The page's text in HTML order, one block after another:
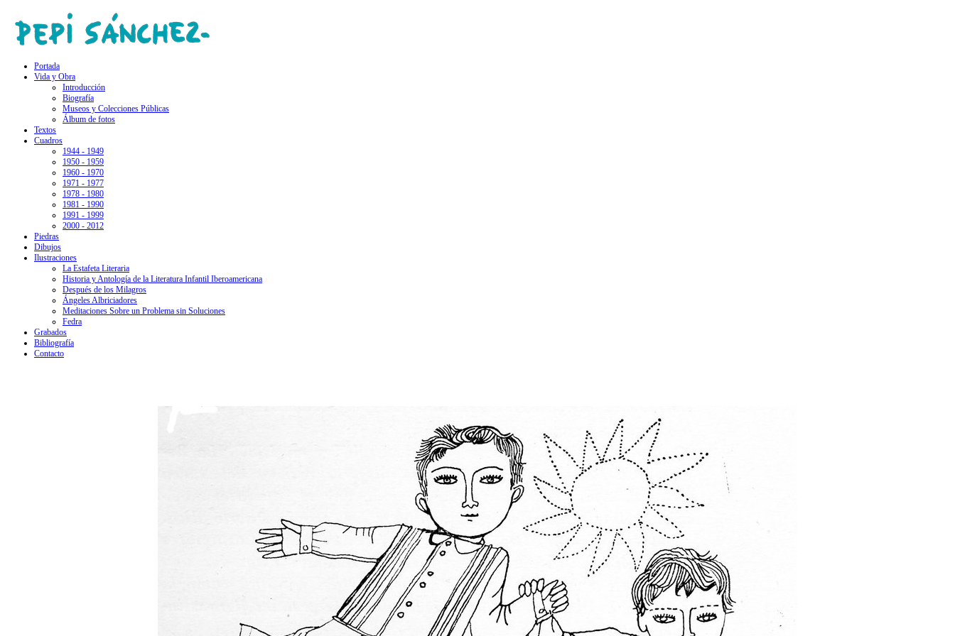
Portada
Vida y Obra
Introducción
Biografía
Museos y Colecciones Públicas
Álbum de fotos
Textos
Cuadros
1944 - 1949
1950 - 1959
1960 - 1970
1971 - 1977
1978 - 1980
1981 - 1990
1991 - 1999
2000 - 2012
Piedras
Dibujos
Ilustraciones
La Estafeta Literaria
Historia y Antología de la Literatura Infantil Iberoamericana
Después de los Milagros
Ángeles Albriciadores
Meditaciones Sobre un Problema sin Soluciones
Fedra
Grabados
Bibliografía
Contacto